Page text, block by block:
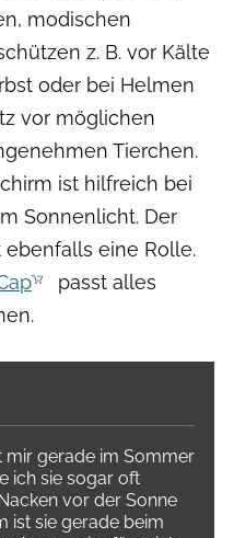
modischen
z. B. vor Kälte
oder bei Helmen
vor möglichen
Tierchen.
ist hilfreich bei
Sonnenlicht. Der
eine Rolle.
passt alles
mir gerade im Sommer
ich sie sogar oft
vor der Sonne
ist sie gerade beim